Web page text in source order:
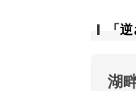
「
湖